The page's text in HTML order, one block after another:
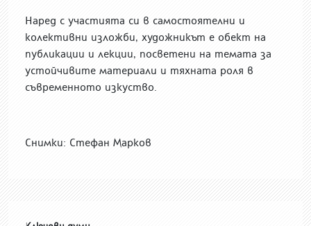
Наред с участията си в самостоятелни и
колективни изложби, художникът е обект на
публикации и лекции, посветени на темата за
устойчивите материали и тяхната роля в
съвременното изкуство.
Снимки: Стефан Марков